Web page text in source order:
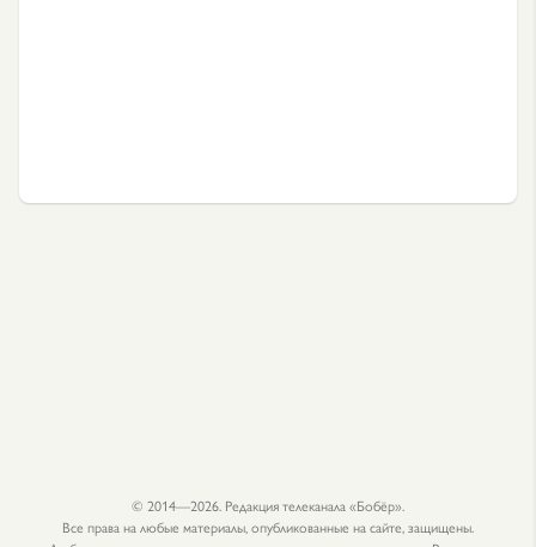
© 2014—2026. Редакция телеканала «Бобёр».
Все права на любые материалы, опубликованные на сайте, защищены.